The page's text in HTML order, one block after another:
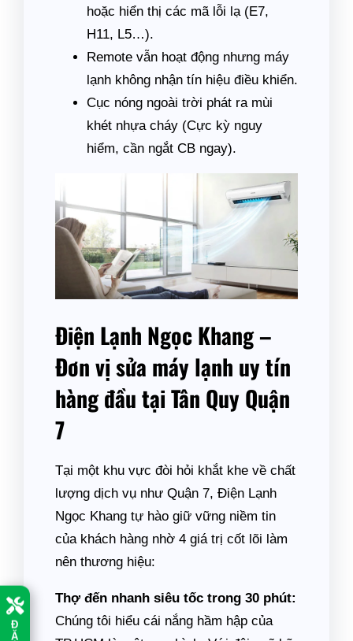
Đ
Ặ
hoặc hiển thị các mã lỗi lạ (E7,
H11, L5…).
Remote vẫn hoạt động nhưng máy
lạnh không nhận tín hiệu điều khiển.
Cục nóng ngoài trời phát ra mùi
khét nhựa cháy (Cực kỳ nguy
hiểm, cần ngắt CB ngay).
Điện Lạnh Ngọc Khang –
Đơn vị sửa máy lạnh uy tín
hàng đầu tại Tân Quy Quận
7
Tại một khu vực đòi hỏi khắt khe về chất
lượng dịch vụ như Quận 7, Điện Lạnh
Ngọc Khang tự hào giữ vững niềm tin
của khách hàng nhờ 4 giá trị cốt lõi làm
nên thương hiệu:
Thợ đến nhanh siêu tốc trong 30 phút:
Chúng tôi hiểu cái nắng hầm hập của